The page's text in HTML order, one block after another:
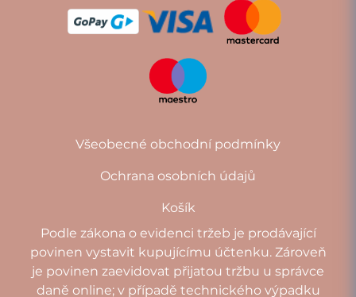
Všeobecné obchodní podmínky
Ochrana osobních údajů
Košík
Podle zákona o evidenci tržeb je prodávající
povinen vystavit kupujícímu účtenku. Zároveň
je povinen zaevidovat přijatou tržbu u správce
daně online; v případě technického výpadku